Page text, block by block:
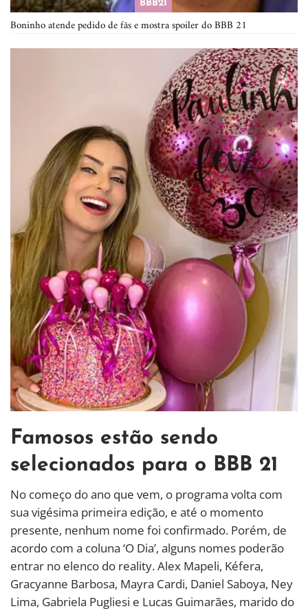
BBB21
Boninho atende pedido de fãs e mostra spoiler do BBB 21
Famosos estão sendo
selecionados para o BBB 21
No começo do ano que vem, o programa volta com
sua vigésima primeira edição, e até o momento
presente, nenhum nome foi confirmado. Porém, de
acordo com a coluna ‘O Dia’, alguns nomes poderão
entrar no elenco do reality. Alex Mapeli, Kéfera,
Gracyanne Barbosa, Mayra Cardi, Daniel Saboya, Ney
Lima, Gabriela Pugliesi e Lucas Guimarães, marido do